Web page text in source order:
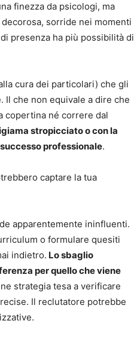
finezza da psicologi, ma
sorride nei momenti
presenza ha più possibilità di
cura dei particolari) che gli
Il che non equivale a dire che
copertina né correre dal
stropicciato o con la
professionale.
captare la tua
apparentemente ininfluenti.
o formulare quesiti
indietro. Lo sbaglio
per quello che viene
strategia tesa a verificare
Il reclutatore potrebbe